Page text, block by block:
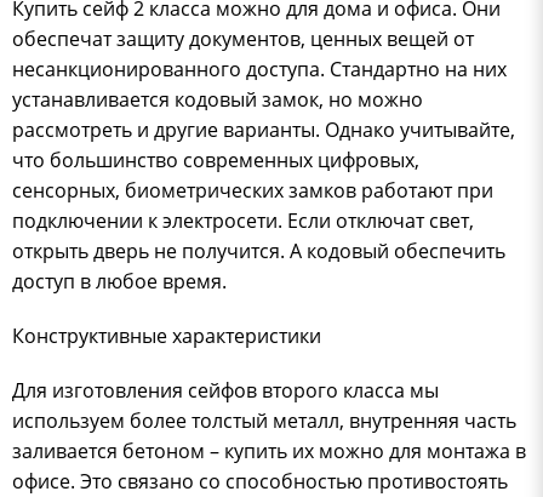
Купить сейф 2 класса можно для дома и офиса. Они
обеспечат защиту документов, ценных вещей от
несанкционированного доступа. Стандартно на них
устанавливается кодовый замок, но можно
рассмотреть и другие варианты. Однако учитывайте,
что большинство современных цифровых,
сенсорных, биометрических замков работают при
подключении к электросети. Если отключат свет,
открыть дверь не получится. А кодовый обеспечить
доступ в любое время.
Конструктивные характеристики
Для изготовления сейфов второго класса мы
используем более толстый металл, внутренняя часть
заливается бетоном – купить их можно для монтажа в
офисе. Это связано со способностью противостоять